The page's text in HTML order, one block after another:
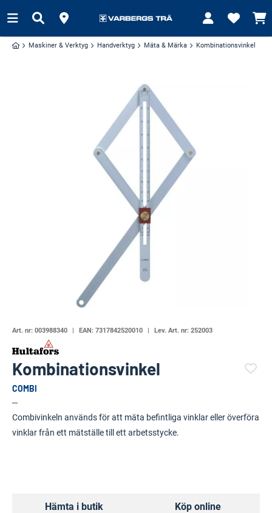
Maskiner & Verktyg Handverktyg Mäta & Märka Kombinationsvinkel
Art. nr: 003988340 EAN: 7317842520010 Lev. Art. nr: 252003
Kombinationsvinkel
COMBI
Combivinkeln används för att mäta befintliga vinklar eller överföra
vinklar från ett mätställe till ett arbetsstycke.
Hämta i butik Köp online